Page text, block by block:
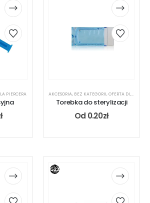
PIERCERA AKCESORIA, BEZ KATEGORII,OFERTA DLA PIERCERA
Torebka do sterylizacji
Od 0.20zł